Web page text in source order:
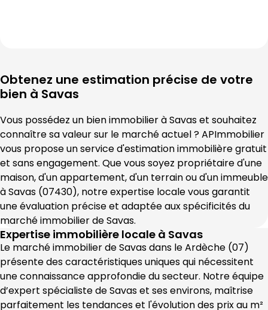
Obtenez une estimation précise de votre
bien à Savas
Vous possédez un bien immobilier à Savas et souhaitez
connaître sa valeur sur le marché actuel ? APImmobilier
vous propose un service d'estimation immobilière gratuit
et sans engagement. Que vous soyez propriétaire d'une
maison, d'un appartement, d'un terrain ou d'un immeuble
à Savas (07430), notre expertise locale vous garantit
une évaluation précise et adaptée aux spécificités du
marché immobilier de Savas.
Expertise immobilière locale à Savas
Le marché immobilier de Savas dans le Ardèche (07)
présente des caractéristiques uniques qui nécessitent
une connaissance approfondie du secteur. Notre équipe
d’expert spécialiste de Savas et ses environs, maîtrise
parfaitement les tendances et l'évolution des prix au m²